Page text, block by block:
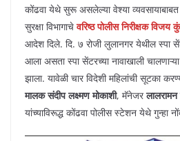
कोंढवा येथे सुरू असलेल्या वेश्या व्यवसायाबाबत
सुरक्षा विभागाचेवरिष्ठ पोलीस निरीक्षक विजय
आदेश दिले. दि. ७ रोजी लुलानगर येथील स्पा
आला असता स्पा सेंटरच्या नावाखाली चालणाऱ्या
झाला. यावेळी चार विदेशी महिलांची सूटका
मालक संदीप लक्ष्मण मोकाशी, मॅनेजर
यांच्याविरूद्ध कोंढवा पोलीस स्टेशन येथे गुन्हा